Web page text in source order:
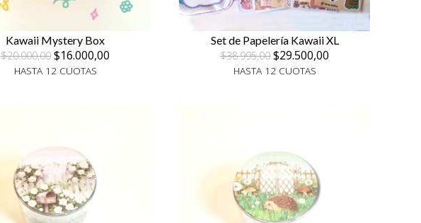
Kawaii Mystery Box
$20.000,00 $16.000,00
HASTA 12 CUOTAS
Set de Papelería Kawaii XL
$38.995,00 $29.500,00
HASTA 12 CUOTAS